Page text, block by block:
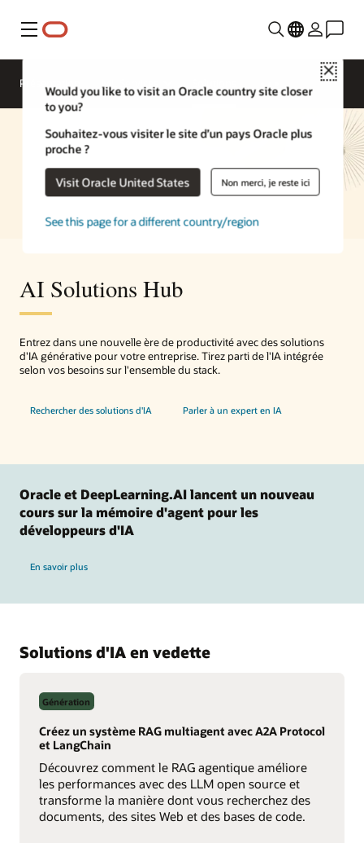
Menu
Close
Would you like to visit an Oracle country site closer
to you?
Souhaitez-vous visiter le site d’un pays Oracle plus
proche ?
Visit Oracle United States Non merci, je reste ici
See this page for a different country/region
Présentation
AI Solutions Hub
Entrez dans une nouvelle ère de productivité avec des solutions
d'IA générative pour votre entreprise. Tirez parti de l'IA intégrée
selon vos besoins sur l'ensemble du stack.
Rechercher des solutions d'IA Parler à un expert en IA
Oracle et DeepLearning.AI lancent un nouveau
cours sur la mémoire d'agent pour les
développeurs d'IA
En savoir plus
Solutions d'IA en vedette
Génération
Créez un système RAG multiagent avec A2A Protocol
et LangChain
Découvrez comment le RAG agentique améliore
les performances avec des LLM open source et
transforme la manière dont vous recherchez des
documents, des sites Web et des bases de code.